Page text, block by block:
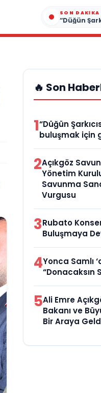
SON DAKIKA
🔥 Son
1“Düğün
buluşmak için
2Açıkgöz
Yönetim
Savunma
Vurgusu
3Rubato
Buluşmaya
4Yonca Samlı
“Donacaksın
5Ali Emre
Bakanı ve
Bir Araya